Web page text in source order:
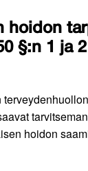
hoidon
§:n 1 ja
hoidon